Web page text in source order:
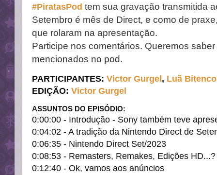
#PiratasPod tem sua gravação transmitida
Setembro é mês de Direct, e como de
que rolaram na apresentação.
Participe nos comentários. Queremos
mencionados no pod.
PARTICIPANTES: Victor Gurgel, Luã
EDIÇÃO: Victor Gurgel
ASSUNTOS DO EPISÓDIO:
0:00:00 - Introdução - Sony também teve
0:04:02 - A tradição da Nintendo Direct de
0:06:35 - Nintendo Direct Set/2023
0:08:53 - Remasters, Remakes, Edições HD...?
0:12:40 - Ok, vamos aos anúncios